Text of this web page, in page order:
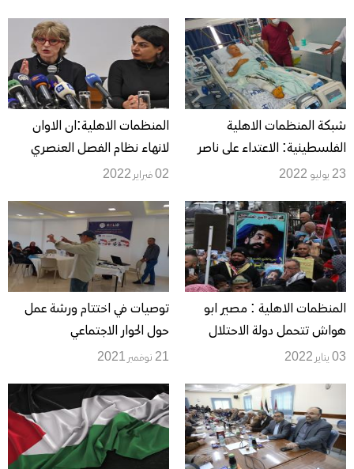
شبكة المنظمات الاهلية
الفلسطينية: الاعتداء على ناصر
الدين الشاعر يستوجب اتخاذ
الاهلي
23 يوليو 2022
المنظمات الاهلية:ان الاوان
لانهاء نظام الفصل العنصري
الاسرائيلي ومحاكمة المجرمين
02 فبراير 2022
المنظمات الاهلية : مصير ابو
هواش تتحمل دولة الاحتلال
نتائجه وانقاذ حياته مسؤولية
03 يناير 2022
توصيات في اختتام ورشة عمل
حول الحوار الاجتماعي
21 نوفمبر 2021